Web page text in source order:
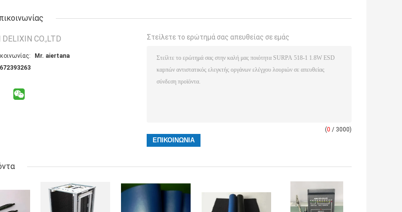
CO.,LTD
Mr. aiertana
Στείλετε το ερώτημά σας απευθείας σε εμάς
(0 / 3000)